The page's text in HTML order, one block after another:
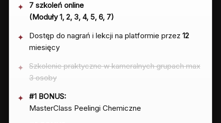
7 szkoleń online
(Moduły 1, 2, 3, 4, 5, 6, 7)
Dostęp do nagrań i lekcji na platformie przez 12
miesięcy
Szkolenie praktyczne w kameralnych grupach max
3 osoby
#1 BONUS:
MasterClass Peelingi Chemiczne